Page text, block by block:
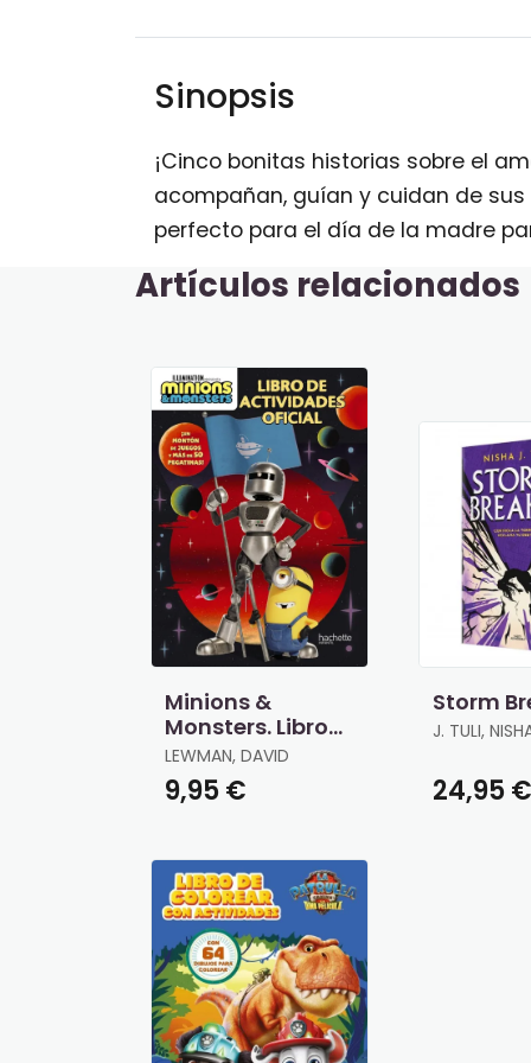
Sinopsis
¡Cinco bonitas historias sobre el
acompañan, guían y cuidan de
perfecto para el día de la madre
Artículos relacionados
Minions &
Monsters. Libro
de Actividades
Oficial
LEWMAN, DAVID
9,95 €
Storm
J. TULI,
24,95 €